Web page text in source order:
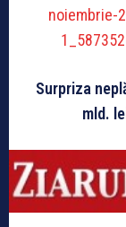
noiembrie-
Surpriza
mld.